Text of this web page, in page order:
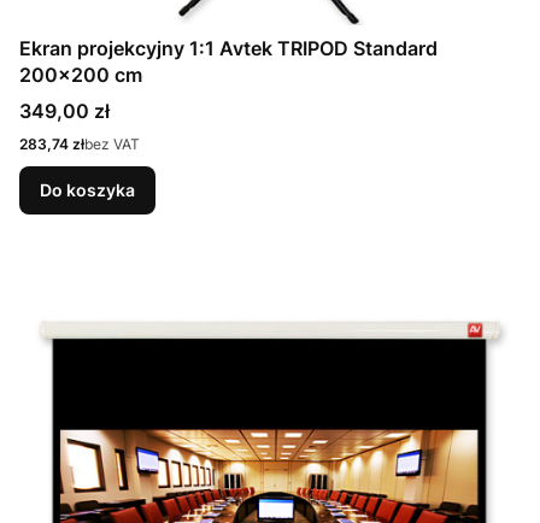
Ekran projekcyjny 1:1 Avtek TRIPOD Standard
200x200 cm
Cena
349,00 zł
Cena
283,74 złbez VAT
Do koszyka